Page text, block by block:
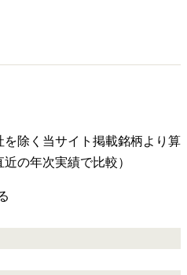
除く当サイト掲載銘柄より算
の年次実績で比較）